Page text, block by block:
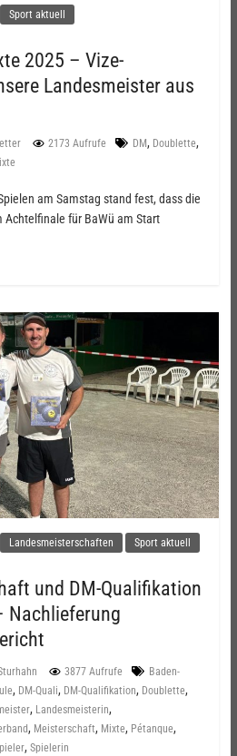
Sport aktuell
2025 – Vize-
Landesmeister aus
2173 Aufrufe DM, Doublette,
am Samstag stand fest, dass die
für BaWü am Start
Landesmeisterschaften Sport aktuell
und DM-Qualifikation
Nachlieferung
3877 Aufrufe
Baden-
, DM-Quali, DM-Qualifikation, Doublette,
, Landesmeisterin,
, Meisterschaft, Mixte, Pétanque,
, Spielerin